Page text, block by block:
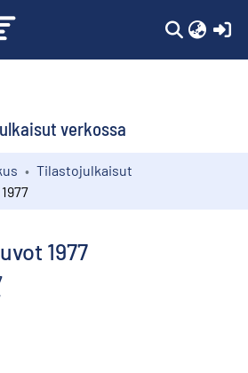
verkossa
Tilastojulkaisut
1977